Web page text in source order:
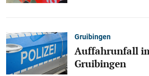
Gruibingen
Auffahrunfall
Gruibingen